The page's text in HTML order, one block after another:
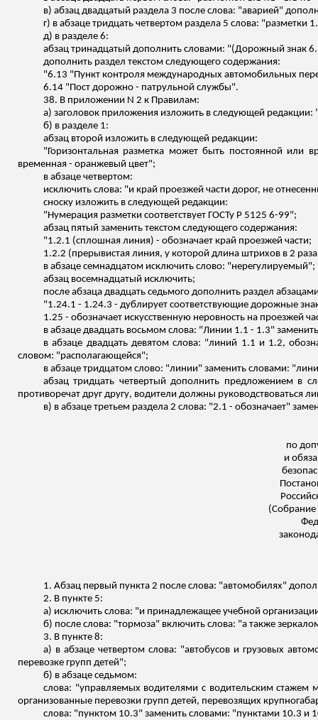
в) абзац двадцатый раздела 3 после слова: "аварией"
г) в абзаце тридцать четвертом раздела 5 слова:
д) в разделе 6:
абзац тринадцатый дополнить словами: "(Дорожный знак
дополнить раздел текстом следующего содержания:
"6.13 "Пункт контроля международных автомобильных
6.14 "Пост дорожно - патрульной службы".
38. В приложении N 2 к Правилам:
а) заголовок приложения изложить в следующей
б) в разделе 1:
абзац второй изложить в следующей редакции:
"Горизонтальная разметка может быть постоянной
временная - оранжевый цвет";
в абзаце четвертом:
исключить слова: "и край проезжей части дорог, не
сноску изложить в следующей редакции:
"Нумерация разметки соответствует ГОСТу Р 5125 6-99";
абзац пятый заменить текстом следующего содержания:
"1.2.1 (сплошная линия) - обозначает край проезжей части;
1.2.2 (прерывистая линия, у которой длина штрихов в 2
в абзаце семнадцатом исключить слово: "нерегулируемый";
абзац восемнадцатый исключить;
после абзаца двадцать седьмого дополнить раздел
"1.24.1 - 1.24.3 - дублирует соответствующие дорожные
1.25 - обозначает искусственную неровность на проезжей
в абзаце двадцать восьмом слова: "Линии 1.1 - 1.3"
в абзаце двадцать девятом слова: "линий 1.1 и 1.2,
словом: "располагающейся";
в абзаце тридцатом слово: "линии" заменить словами:
абзац тридцать четвертый дополнить предложением в
противоречат друг другу, водители должны руководствоваться
в) в абзаце третьем раздела 2 слова: "2.1 - обозначает"
по
и
(Собрание
1. Абзац первый пункта 2 после слова: "автомобилях"
2. В пункте 5:
а) исключить слова: "и принадлежащее учебной
б) после слова: "тормоза" включить слова: "а также
3. В пункте 8:
а) в абзаце четвертом слова: "автобусов и грузовых
перевозке групп детей";
б) в абзаце седьмом:
слова: "управляемых водителями с водительским стажем
организованные перевозки групп детей, перевозящих
слова: "пунктом 10.3" заменить словами: "пунктами 10.3 и